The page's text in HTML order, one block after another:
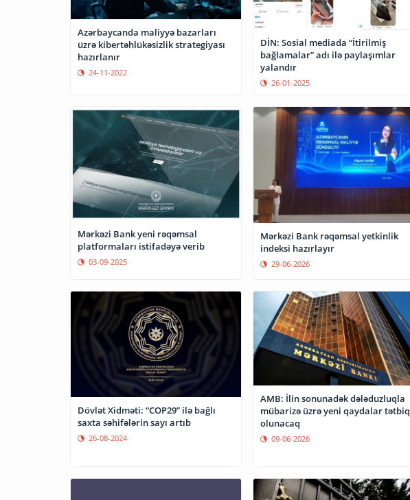
Azərbaycanda maliyyə bazarları
üzrə kibertəhlükəsizlik strategiyası
hazırlanır
24-11-2022
DİN: Sosial mediada “İtirilmiş
bağlamalar” adı ilə paylaşımlar
yalandır
26-01-2025
Mərkəzi Bank yeni rəqəmsal
platformaları istifadəyə verib
03-09-2025
Mərkəzi Bank rəqəmsal yetkinlik
indeksi hazırlayır
29-06-2026
Dövlət Xidməti: “COP29” ilə bağlı
saxta səhifələrin sayı artıb
26-08-2024
AMB: İlin sonunadək dələduzluqla
mübarizə üzrə yeni qaydalar tətbiq
olunacaq
09-06-2026